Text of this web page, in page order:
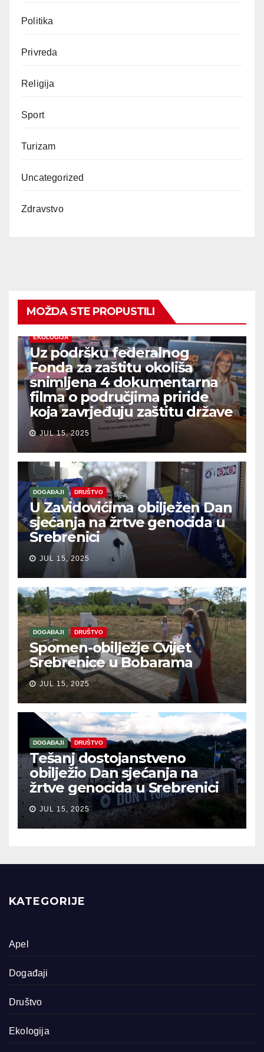
Politika
Privreda
Religija
Sport
Turizam
Uncategorized
Zdravstvo
MOŽDA STE PROPUSTILI
EKOLOGIJA
Uz podršku federalnog
Fonda za zaštitu okoliša
snimljena 4 dokumentarna
filma o područjima priride
koja zavrjeđuju zaštitu države
JUL 15, 2025
DOGAĐAJI DRUŠTVO
U Zavidovićima obilježen Dan
sjećanja na žrtve genocida u
Srebrenici
JUL 15, 2025
DOGAĐAJI DRUŠTVO
Spomen-obilježje Cvijet
Srebrenice u Bobarama
JUL 15, 2025
DOGAĐAJI DRUŠTVO
Tešanj dostojanstveno
obilježio Dan sjećanja na
žrtve genocida u Srebrenici
JUL 15, 2025
KATEGORIJE
Apel
Događaji
Društvo
Ekologija